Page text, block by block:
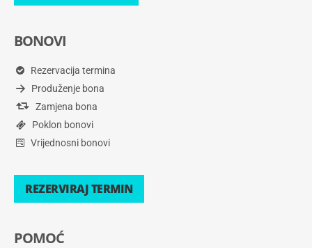
BONOVI
Rezervacija termina
Produženje bona
Zamjena bona
Poklon bonovi
Vrijednosni bonovi
REZERVIRAJ TERMIN
POMOĆ